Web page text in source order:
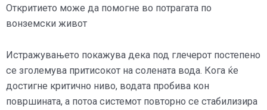
Откритието може да помогне во потрагата по
вонземски живот
Истражувањето покажува дека под глечерот постепено
се зголемува притисокот на солената вода. Кога ќе
достигне критично ниво, водата пробива кон
површината, а потоа системот повторно се стабилизира